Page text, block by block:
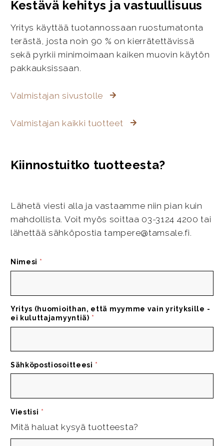
Kestävä kehitys ja vastuullisuus
Yritys käyttää tuotannossaan ruostumatonta
terästä, josta noin 90 % on kierrätettävissä
sekä pyrkii minimoimaan kaiken muovin käytön
pakkauksissaan.
Valmistajan sivustolle
Valmistajan kaikki tuotteet
Kiinnostuitko tuotteesta?
Lähetä viesti alla ja vastaamme niin pian kuin
mahdollista. Voit myös soittaa 03-3124 4200 tai
lähettää sähköpostia tampere@tamsale.fi.
Nimesi *
Yritys (huomioithan, että myymme vain yrityksille -
ei kuluttajamyyntiä) *
Sähköpostiosoitteesi *
Viestisi *
Mitä haluat kysyä tuotteesta?